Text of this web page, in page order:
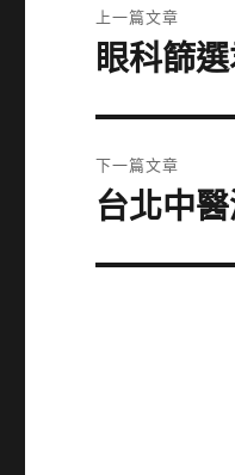
章
上一篇文章
上
篇
文
章:
眼科篩
下一篇文章
下
篇
台北中